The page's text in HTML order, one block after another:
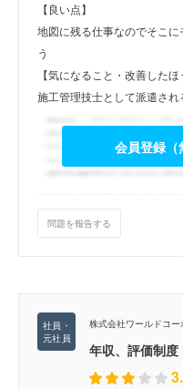
【良い点】
地図に残る仕事なのでそこ
う
【気になること・改善したほ
施工管理技士として派遣され
会員登録（
問題を報告する
株式会社ワールドコ
年収、評価制度